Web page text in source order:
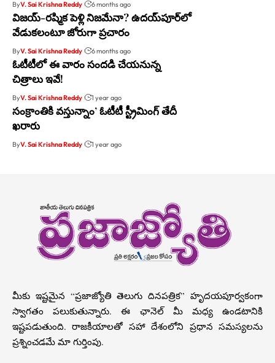
ByV. Sai Krishna Reddy 6 months ago
విజయ్-రష్మిక పెళ్లి నిజమేనా? ఉదయ్‌పూర్‌లో
వేడుకలంటూ జోరుగా ప్రచారం
ByV. Sai Krishna Reddy 6 months ago
ఓటీటీలో ఈ వారం సందడి చేయనున్న
చిత్రాలు ఇవే!
ByV. Sai Krishna Reddy 1 year ago
సంక్రాంతికి వస్తున్నాం’ ఓటీటీ స్ట్రీమింగ్ తేదీ
ఖరారు
ByV. Sai Krishna Reddy 1 year ago
మీకు ఇష్టమైన “ప్రజాజ్యోతి తెలుగు దినపత్రిక” హృదయపూర్వకంగా
స్వాగతం పలుకుతున్నారు. ఈ ఛానెల్ మీ మధ్య ఉండటానికి
ఇష్టపడుతుంది. రాజకీయాలతో సహా దేశంలోని ప్రధాన సమస్యలను
ప్రశ్నించడమే మా గుర్తింపు.